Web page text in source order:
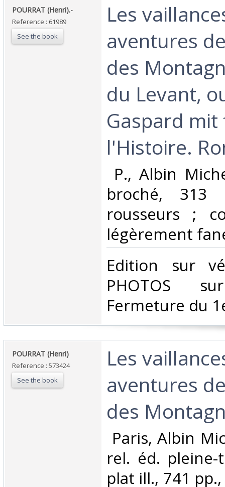
‎POURRAT (Henri).-‎
Reference : 61989
See the book
‎Les
aventures
des
du Levant,
Gaspard mit
l'Histoire.
P., Albin
broché, 313
rousseurs ;
légèrement
‎Edition sur
PHOTOS
Fermeture du
‎POURRAT (Henri)‎
Reference : 573424
See the book
‎Les
aventures
des
Paris, Albin
rel. éd.
plat ill., 741